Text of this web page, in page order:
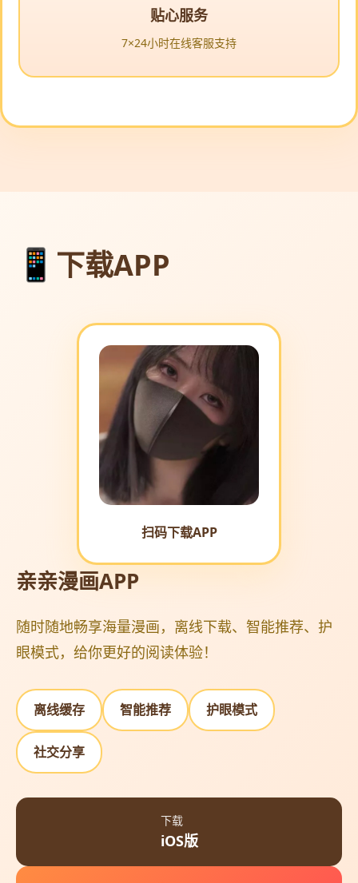
贴心服务
7×24小时在线客服支持
下载APP
扫码下载APP
亲亲漫画APP
随时随地畅享海量漫画，离线下载、智能推荐、护
眼模式，给你更好的阅读体验！
离线缓存 智能推荐 护眼模式
社交分享
下载
iOS版